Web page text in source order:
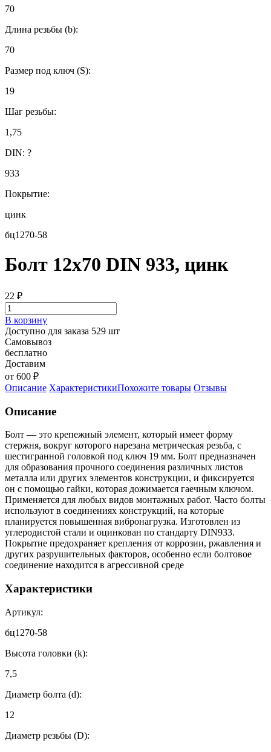
70
Длина резьбы (b):
70
Размер под ключ (S):
19
Шаг резьбы:
1,75
DIN: ?
933
Покрытие:
цинк
бц1270-58
Болт 12х70 DIN 933, цинк
22 ₽
В корзину
Доступно для заказа 529 шт
Самовывоз
бесплатно
Доставим
от 600 ₽
Описание ХарактеристикиПохожите товары Отзывы
Описание
Болт — это крепежный элемент, который имеет форму
стержня, вокруг которого нарезана метрическая резьба, с
шестигранной головкой под ключ 19 мм. Болт предназначен
для образования прочного соединения различных листов
металла или других элементов конструкции, и фиксируется
он с помощью гайки, которая дожимается гаечным ключом.
Применяется для любых видов монтажных работ. Часто болты
используют в соединениях конструкций, на которые
планируется повышенная вибронагрузка. Изготовлен из
углеродистой стали и оцинкован по стандарту DIN933.
Покрытие предохраняет крепления от коррозии, ржавления и
других разрушительных факторов, особенно если болтовое
соединение находится в агрессивной среде
Характеристики
Артикул:
бц1270-58
Высота головки (k):
7,5
Диаметр болта (d):
12
Диаметр резьбы (D):